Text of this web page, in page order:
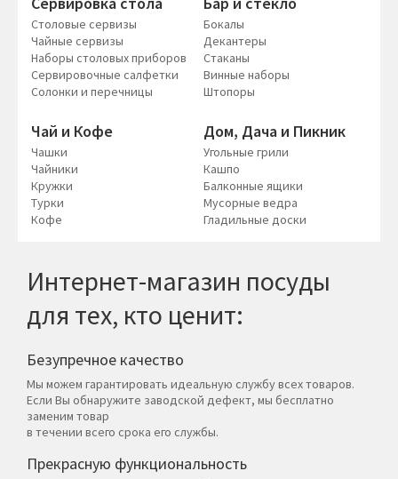
Столовые сервизы
Чайные сервизы
Наборы столовых приборов
Сервировочные салфетки
Солонки и перечницы
Бокалы
Декантеры
Стаканы
Винные наборы
Штопоры
Чай и Кофе
Чашки
Чайники
Кружки
Турки
Кофе
Дом, Дача и Пикник
Угольные грили
Кашпо
Балконные ящики
Мусорные ведра
Гладильные доски
Интернет-магазин посуды
для тех, кто ценит:
Безупречное качество
Мы можем гарантировать идеальную службу всех товаров.
Если Вы обнаружите заводской дефект, мы бесплатно
заменим товар
в течении всего срока его службы.
Прекрасную функциональность